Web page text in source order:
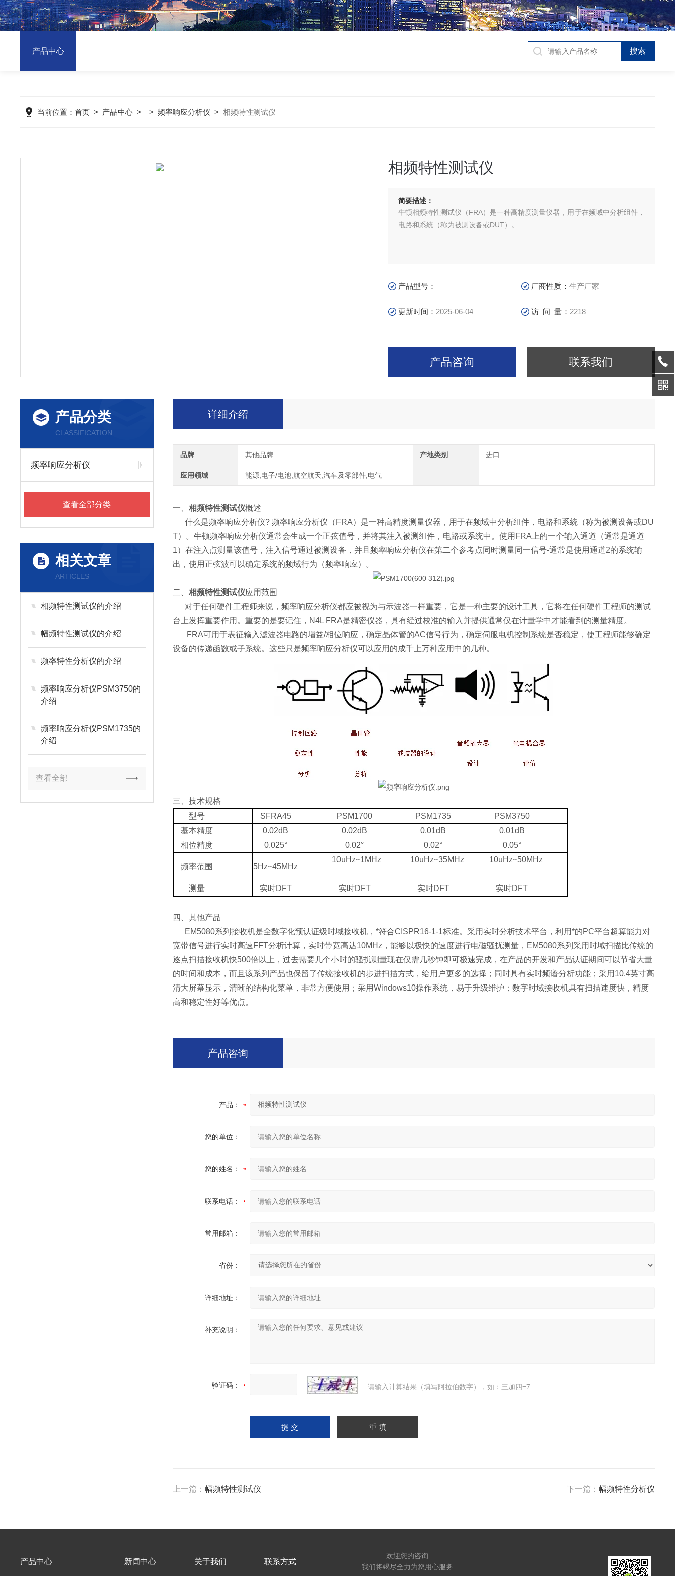
产品中心
当前位置：首页 > 产品中心 > >频率响应分析仪 >相频特性测试仪
相频特性测试仪
简要描述：
牛顿相频特性测试仪（FRA）是一种高精度测量仪器，用于在频域中分析组件，
电路和系統（称为被测设备或DUT）。
产品型号： 厂商性质：生产厂家
更新时间： 2025-06-04 访 问 量： 2218
产品咨询 联系我们
产品分类
CLASSIFICATION
频率响应分析仪
查看全部分类
相关文章
ARTICLES
相频特性测试仪的介绍
幅频特性测试仪的介绍
频率特性分析仪的介绍
频率响应分析仪PSM3750的
介绍
频率响应分析仪PSM1735的
介绍
查看全部
详细介绍
品牌 其他品牌 产地类别 进口
应用领域 能源,电子/电池,航空航天,汽车及零部件,电气
一、 相频特性测试仪概述
什么是频率响应分析仪? 频率响应分析仪（FRA）是一种高精度测量仪器，用于在频域中分析组件，电路和系統（称为被测设备或DU
T）。 牛顿频率响应分析仪通常会生成一个正弦值号，并将其注入被测组件，电路或系统中。使用FRA上的一个输入通道（通常是通道
1）在注入点测量该值号，注入信号通过被测设备，并且频率响应分析仪在第二个参考点同时测量同一信号-通常是使用通道2的系统输
出，使用正弦波可以确定系统的频域行为（频率响应）。
二、 相频特性测试仪应用范围
对于任何硬件工程师来说，频率响应分析仪都应被视为与示波器一样重要，它是一种主要的设计工具，它将在任何硬件工程师的测试
台上发挥重要作用。重要的是要记住，N4L FRA是精密仪器，具有经过校准的输入并提供通常仅在计量学中才能看到的测量精度。
FRA可用于表征输入滤波器电路的增益/相位响应，确定晶体管的AC信号行为，确定伺服电机控制系统是否稳定，使工程师能够确定
设备的传递函数或子系统。这些只是频率响应分析仪可以应用的成千上万种应用中的几种。
三、技术规格
型号
SFRA45 PSM1700 PSM1735
PSM3750
基本精度
0.02dB 0.02dB 0.01dB
0.01dB
相位精度
0.025° 0.02° 0.02° 0.05°
频率范围 5Hz~45MHz
10uHz~1MHz 10uHz~35MHz 10uHz~50MHz
测量 实时DFT 实时DFT 实时DFT 实时DFT
四、其他产品
EM5080系列接收机是全数字化预认证级时域接收机，*符合CISPR16-1-1标准。采用实时分析技术平台，利用*的PC平台超算能力对
宽带信号进行实时高速FFT分析计算，实时带宽高达10MHz，能够以极快的速度进行电磁骚扰测量，EM5080系列采用时域扫描比传统的
逐点扫描接收机快500倍以上，过去需要几个小时的骚扰测量现在仅需几秒钟即可极速完成，在产品的开发和产品认证期间可以节省大量
的时间和成本，而且该系列产品也保留了传统接收机的步进扫描方式，给用户更多的选择；同时具有实时频谱分析功能；采用10.4英寸高
清大屏幕显示，清晰的结构化菜单，非常方便使用；采用Windows10操作系统，易于升级维护；数字时域接收机具有扫描速度快，精度
高和稳定性好等优点。
产品咨询
产品：
您的单位：
您的姓名：
联系电话：
常用邮箱：
省份：
详细地址：
补充说明：
验证码： 请输入计算结果（填写阿拉伯数字），如：三加四=7
上一篇： 幅频特性测试仪 下一篇： 幅频特性分析仪
产品中心 新闻中心 关于我们 联系方式
欢迎您的咨询
我们将竭尽全力为您用心服务